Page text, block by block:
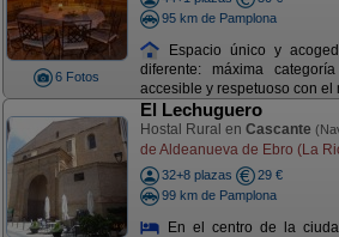
6 Fotos
95 km de Pamplona
Espacio único y
diferente: máxima
accesible y respetuoso con el
El Lechuguero
Hostal Rural en Cascante
de Aldeanueva de Ebro (La
32+8 plazas
29 €
99 km de Pamplona
En el centro de la